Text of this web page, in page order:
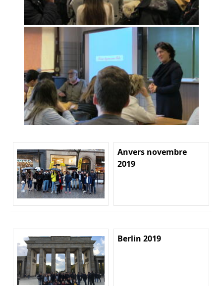
Anvers novembre
2019
Berlin 2019